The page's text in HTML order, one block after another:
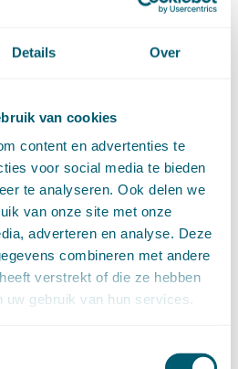
Details Over
van cookies
content en advertenties te
voor social media te bieden
te analyseren. Ook delen we
van onze site met onze
adverteren en analyse. Deze
combineren met andere
verstrekt of die ze hebben
uw gebruik van hun services.
besluiten organen
(Artikelen 2:1-2:17)
(artt. 2:1-2:5)